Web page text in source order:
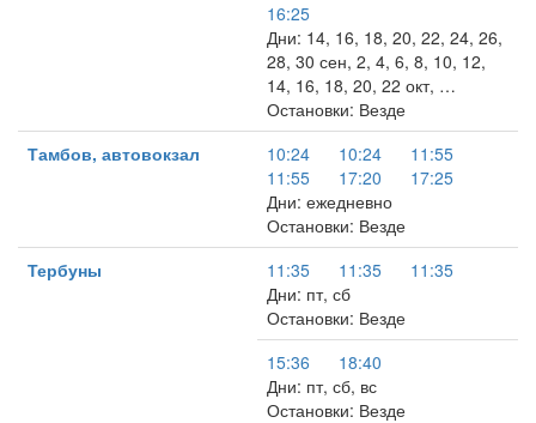
16:25
Дни: 14, 16, 18, 20, 22, 24, 26,
28, 30 сен, 2, 4, 6, 8, 10, 12,
14, 16, 18, 20, 22 окт, …
Остановки: Везде
Тамбов, автовокзал
10:24 10:24
11:55
11:55
17:20
17:25
Дни: ежедневно
Остановки: Везде
Тербуны
11:35 11:35
11:35
Дни: пт, сб
Остановки: Везде
15:36
18:40
Дни: пт, сб, вс
Остановки: Везде